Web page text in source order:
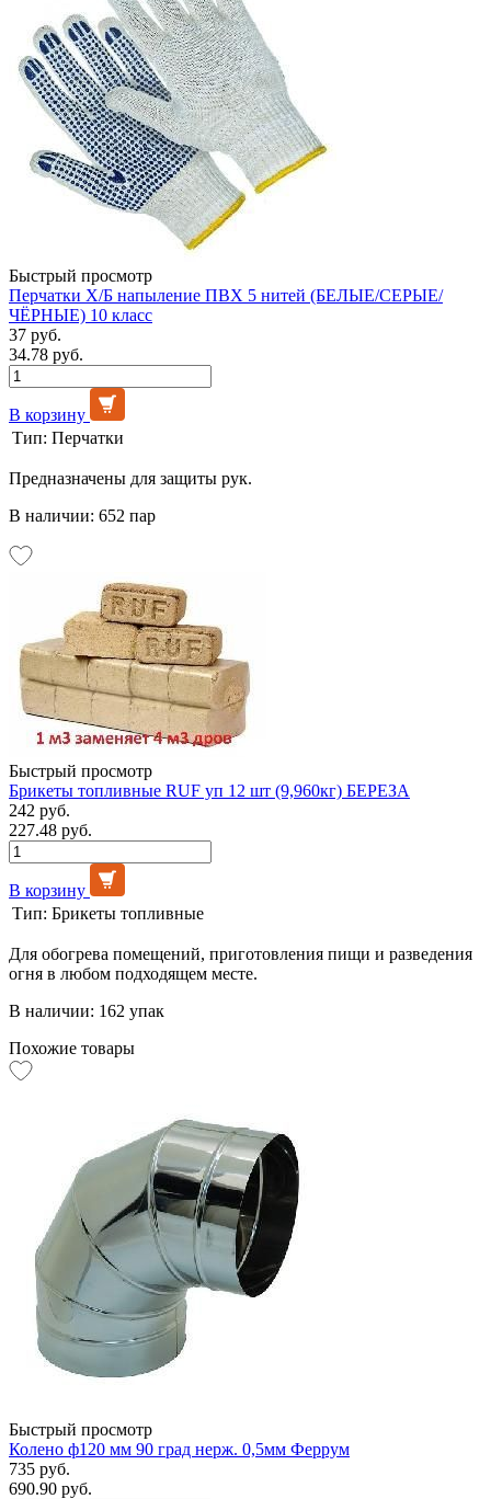
Быстрый просмотр
Перчатки Х/Б напыление ПВХ 5 нитей (БЕЛЫЕ/СЕРЫЕ/
ЧЁРНЫЕ) 10 класс
37 руб.
34.78 руб.
В корзину
Тип: Перчатки
Предназначены для защиты рук.
В наличии: 652 пар
Быстрый просмотр
Брикеты топливные RUF уп 12 шт (9,960кг) БЕРЕЗА
242 руб.
227.48 руб.
В корзину
Тип: Брикеты топливные
Для обогрева помещений, приготовления пищи и разведения
огня в любом подходящем месте.
В наличии: 162 упак
Похожие товары
Быстрый просмотр
Колено ф120 мм 90 град нерж. 0,5мм Феррум
735 руб.
690.90 руб.